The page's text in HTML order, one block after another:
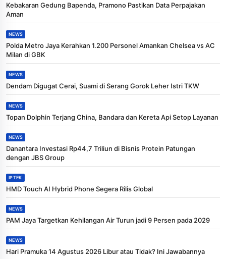
Kebakaran Gedung Bapenda, Pramono Pastikan Data Perpajakan
Aman
NEWS
Polda Metro Jaya Kerahkan 1.200 Personel Amankan Chelsea vs AC
Milan di GBK
NEWS
Dendam Digugat Cerai, Suami di Serang Gorok Leher Istri TKW
NEWS
Topan Dolphin Terjang China, Bandara dan Kereta Api Setop Layanan
NEWS
Danantara Investasi Rp44,7 Triliun di Bisnis Protein Patungan
dengan JBS Group
IPTEK
HMD Touch AI Hybrid Phone Segera Rilis Global
NEWS
PAM Jaya Targetkan Kehilangan Air Turun jadi 9 Persen pada 2029
NEWS
Hari Pramuka 14 Agustus 2026 Libur atau Tidak? Ini Jawabannya